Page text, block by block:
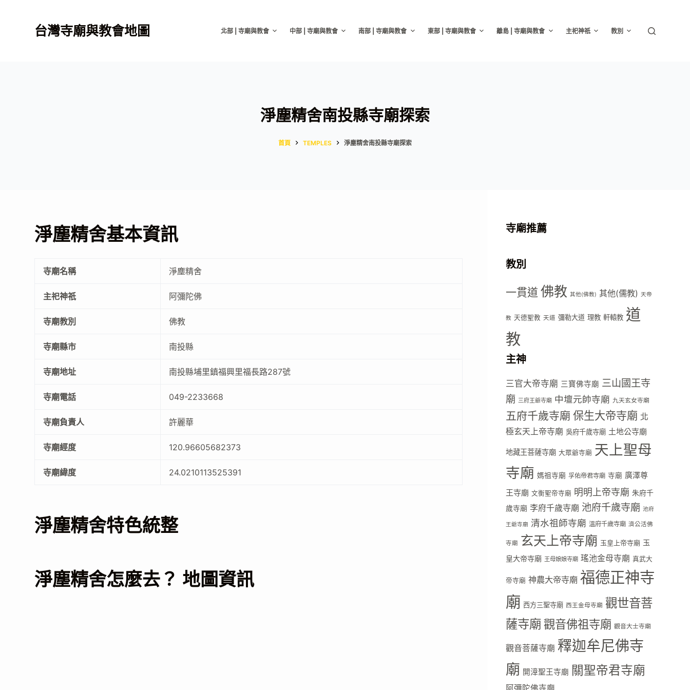
台灣寺廟與教會地圖 北部 | 寺廟與教會 中部 | 寺廟與教會 南部 | 寺廟與教會 東部 | 寺廟與教會 離島 | 寺廟與教會 主祀神祇 教別
淨塵精舍南投縣寺廟探索
首頁 TEMPLES 淨塵精舍南投縣寺廟探索
淨塵精舍基本資訊
寺廟名稱 淨塵精舍
主祀神祇 阿彌陀佛
寺廟教別 佛教
寺廟縣市 南投縣
寺廟地址 南投縣埔里鎮福興里福長路287號
寺廟電話 049-2233668
寺廟負責人 許麗華
寺廟經度 120.96605682373
寺廟緯度 24.0210113525391
淨塵精舍特色統整
淨塵精舍怎麼去？ 地圖資訊
寺廟推薦
教別
一貫道 佛教 其他(佛教) 其他(儒教) 天帝
教 天德聖教 天道 彌勒大道 理教 軒轅教 道
教
主神
三官大帝寺廟 三寶佛寺廟 三山國王寺
廟 三府王爺寺廟 中壇元帥寺廟 九天玄女寺廟
五府千歲寺廟 保生大帝寺廟 北
極玄天上帝寺廟 吳府千歲寺廟 土地公寺廟
地藏王菩薩寺廟 大眾爺寺廟 天上聖母
寺廟 媽祖寺廟 孚佑帝君寺廟 寺廟 廣澤尊
王寺廟 文衡聖帝寺廟 明明上帝寺廟 朱府千
歲寺廟 李府千歲寺廟 池府千歲寺廟 池府
王爺寺廟 清水祖師寺廟 溫府千歲寺廟 濟公活佛
寺廟 玄天上帝寺廟 玉皇上帝寺廟 玉
皇大帝寺廟 王母娘娘寺廟 瑤池金母寺廟 真武大
帝寺廟 神農大帝寺廟 福德正神寺
廟 西方三聖寺廟 西王金母寺廟 觀世音菩
薩寺廟觀音佛祖寺廟 觀音大士寺廟
觀音菩薩寺廟 釋迦牟尼佛寺
廟 開漳聖王寺廟 關聖帝君寺廟